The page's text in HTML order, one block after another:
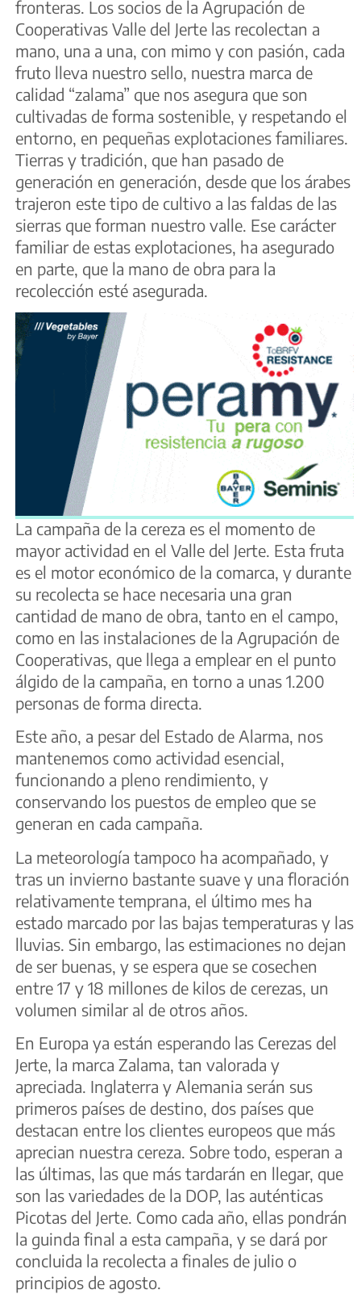
fronteras. Los socios de la Agrupación de
Cooperativas Valle del Jerte las recolectan a
mano, una a una, con mimo y con pasión, cada
fruto lleva nuestro sello, nuestra marca de
calidad “zalama” que nos asegura que son
cultivadas de forma sostenible, y respetando el
entorno, en pequeñas explotaciones familiares.
Tierras y tradición, que han pasado de
generación en generación, desde que los árabes
trajeron este tipo de cultivo a las faldas de las
sierras que forman nuestro valle. Ese carácter
familiar de estas explotaciones, ha asegurado
en parte, que la mano de obra para la
recolección esté asegurada.
La campaña de la cereza es el momento de
mayor actividad en el Valle del Jerte. Esta fruta
es el motor económico de la comarca, y durante
su recolecta se hace necesaria una gran
cantidad de mano de obra, tanto en el campo,
como en las instalaciones de la Agrupación de
Cooperativas, que llega a emplear en el punto
álgido de la campaña, en torno a unas 1.200
personas de forma directa.
Este año, a pesar del Estado de Alarma, nos
mantenemos como actividad esencial,
funcionando a pleno rendimiento, y
conservando los puestos de empleo que se
generan en cada campaña.
La meteorología tampoco ha acompañado, y
tras un invierno bastante suave y una floración
relativamente temprana, el último mes ha
estado marcado por las bajas temperaturas y las
lluvias. Sin embargo, las estimaciones no dejan
de ser buenas, y se espera que se cosechen
entre 17 y 18 millones de kilos de cerezas, un
volumen similar al de otros años.
En Europa ya están esperando las Cerezas del
Jerte, la marca Zalama, tan valorada y
apreciada. Inglaterra y Alemania serán sus
primeros países de destino, dos países que
destacan entre los clientes europeos que más
aprecian nuestra cereza. Sobre todo, esperan a
las últimas, las que más tardarán en llegar, que
son las variedades de la DOP, las auténticas
Picotas del Jerte. Como cada año, ellas pondrán
la guinda final a esta campaña, y se dará por
concluida la recolecta a finales de julio o
principios de agosto.